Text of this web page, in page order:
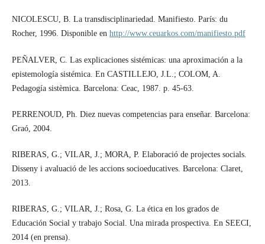
NICOLESCU, B. La transdisciplinariedad. Manifiesto. París: du
Rocher, 1996. Disponible en http://www.ceuarkos.com/manifiesto.pdf
PEÑALVER, C. Las explicaciones sistémicas: una aproximación a la
epistemología sistémica. En CASTILLEJO, J.L.; COLOM, A.
Pedagogía sistèmica. Barcelona: Ceac, 1987. p. 45-63.
PERRENOUD, Ph. Diez nuevas competencias para enseñar. Barcelona:
Graó, 2004.
RIBERAS, G.; VILAR, J.; MORA, P. Elaboració de projectes socials.
Disseny i avaluació de les accions socioeducatives. Barcelona: Claret,
2013.
RIBERAS, G.; VILAR, J.; Rosa, G. La ética en los grados de
Educación Social y trabajo Social. Una mirada prospectiva. En SEECI,
2014 (en prensa).